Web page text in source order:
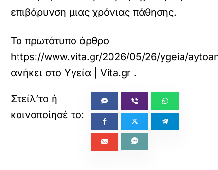
επιβάρυνση μιας χρόνιας πάθησης.
Το πρωτότυπο άρθρο
https://www.vita.gr/2026/05/26/ygeia/
ανήκει στοΥγεία | Vita.gr .